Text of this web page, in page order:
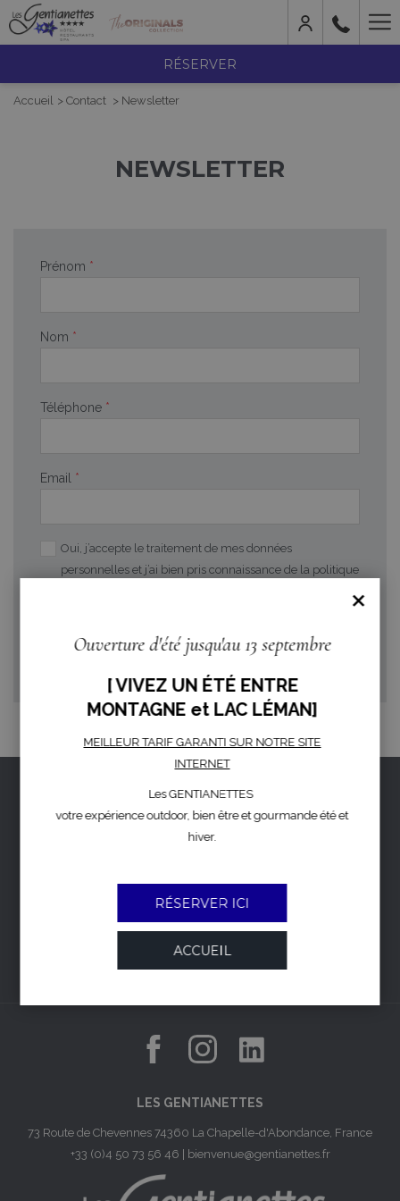
×
Ouverture d'été jusqu'au 13 septembre
[ VIVEZ UN ÉTÉ ENTRE
MONTAGNE et LAC LÉMAN]
MEILLEUR TARIF GARANTI SUR NOTRE SITE
INTERNET
Les GENTIANETTES
votre expérience outdoor, bien être et gourmande été et
hiver.
RÉSERVER ICI
ACCUEIL
RÉSERVER
Accueil Contact Newsletter
NEWSLETTER
Prénom *
Nom *
Téléphone *
Email *
Oui, j’accepte le traitement de mes données
personnelles et j’ai bien pris connaissance de la politique
PRIVACY
CGV
CONTACT
CARRIÈRES
LES GENTIANETTES
73 Route de Chevennes 74360 La Chapelle-d'Abondance, France
+33 (0)4 50 73 56 46
bienvenue@gentianettes.fr